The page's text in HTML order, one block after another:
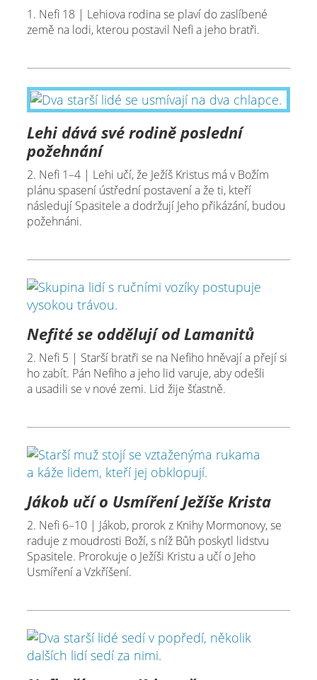
1. Nefi 18 | Lehiova rodina se plaví do zaslíbené
země na lodi, kterou postavil Nefi a jeho bratři.
Lehi dává své rodině poslední
požehnání
2. Nefi 1–4 | Lehi učí, že Ježíš Kristus má v Božím
plánu spasení ústřední postavení a že ti, kteří
následují Spasitele a dodržují Jeho přikázání, budou
požehnáni.
Nefité se oddělují od Lamanitů
2. Nefi 5 | Starší bratři se na Nefiho hněvají a přejí si
ho zabít. Pán Nefiho a jeho lid varuje, aby odešli
a usadili se v nové zemi. Lid žije šťastně.
Jákob učí o Usmíření Ježíše Krista
2. Nefi 6–10 | Jákob, prorok z Knihy Mormonovy, se
raduje z moudrosti Boží, s níž Bůh poskytl lidstvu
Spasitele. Prorokuje o Ježíši Kristu a učí o Jeho
Usmíření a Vzkříšení.